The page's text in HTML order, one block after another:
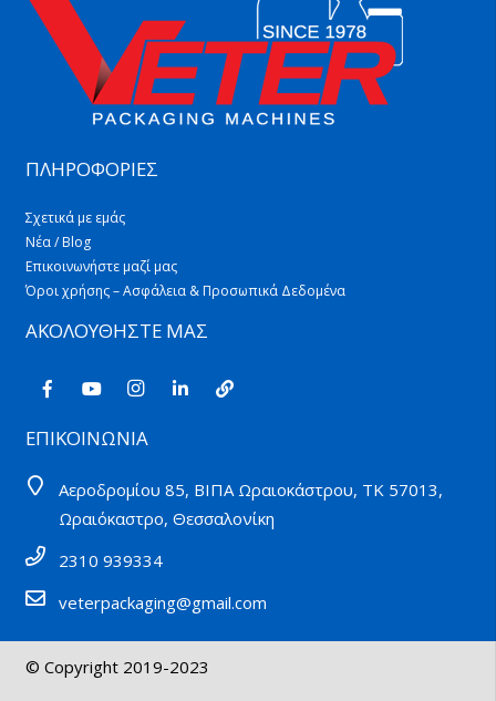
ΠΛΗΡΟΦΟΡΙΕΣ
Σχετικά με εμάς
Νέα / Blog
Επικοινωνήστε μαζί μας
Όροι χρήσης – Ασφάλεια & Προσωπικά Δεδομένα
ΑΚΟΛΟΥΘΗΣΤΕ ΜΑΣ
ΕΠΙΚΟΙΝΩΝΙΑ
Αεροδρομίου 85, ΒΙΠΑ Ωραιοκάστρου, ΤΚ 57013,
Ωραιόκαστρο, Θεσσαλονίκη
2310 939334
veterpackaging@gmail.com
© Copyright 2019-2023